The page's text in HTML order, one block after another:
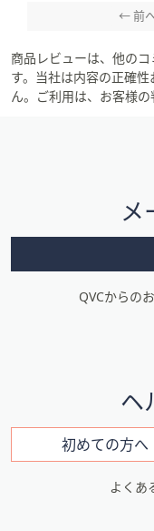
← 前
商品レビューは、他の
す。当社は内容の正確
ん。ご利用は、お客様の
メ
ニ
ン
メ
QVCからの
ヘ
初めての方へ
よくあ